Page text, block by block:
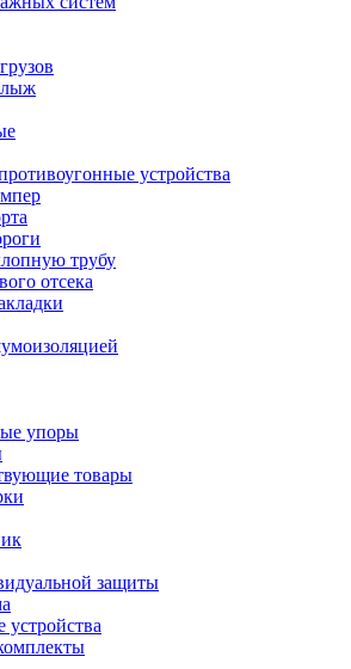
лыж
устройства
трубу
отсека
упоры
товары
защиты
устройства